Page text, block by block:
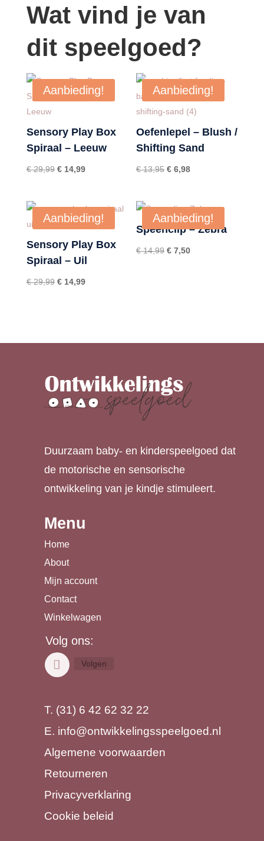
Wat vind je van
dit speelgoed?
Aanbieding!
Sensory Play Box
Spiraal – Leeuw
€29,99 Oorspronkelijke
€ 29,99.
€14,99Huidige
€ 14,99.
Aanbieding!
Oefenlepel – Blush /
Shifting Sand
€13,95 Oorspronkelijke
€ 13,95.
€ 6,98Huidige
€ 6,98.
Aanbieding!
Sensory Play Box
Spiraal – Uil
€29,99 Oorspronkelijke
€14,99Huidige
Aanbieding!
Speenclip – Zebra
€14,99 Oorspronkelijke
€ 7,50Huidige
Duurzaam baby- en kinderspeelgoed dat
de motorische en sensorische
ontwikkeling van je kindje stimuleert.
Menu
Home
About
Mijn account
Contact
Winkelwagen
Volg ons:
Volgen
T. (31) 6 42 62 32 22
E. info@ontwikkelingsspeelgoed.nl
Algemene voorwaarden
Retourneren
Privacyverklaring
Cookie beleid